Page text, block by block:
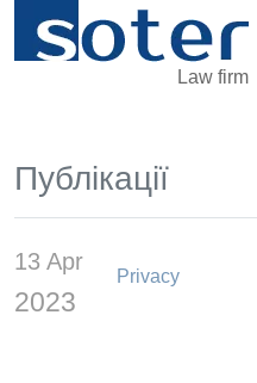
Law firm
Публікації
13 Apr
2023
Privacy